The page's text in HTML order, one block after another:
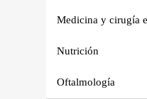
Medicina y cirugía
Nutrición
Oftalmología